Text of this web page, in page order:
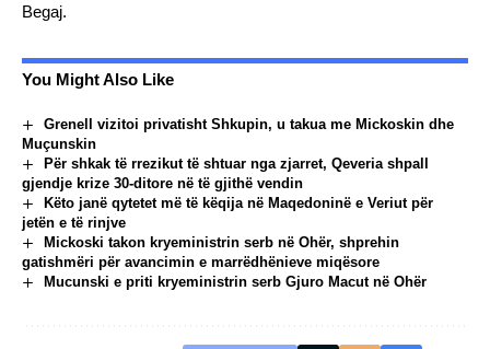
Begaj.
You Might Also Like
Grenell vizitoi privatisht Shkupin, u takua me Mickoskin dhe
Muçunskin
Për shkak të rrezikut të shtuar nga zjarret, Qeveria shpall
gjendje krize 30-ditore në të gjithë vendin
Këto janë qytetet më të këqija në Maqedoninë e Veriut për
jetën e të rinjve
Mickoski takon kryeministrin serb në Ohër, shprehin
gatishmëri për avancimin e marrëdhënieve miqësore
Mucunski e priti kryeministrin serb Gjuro Macut në Ohër